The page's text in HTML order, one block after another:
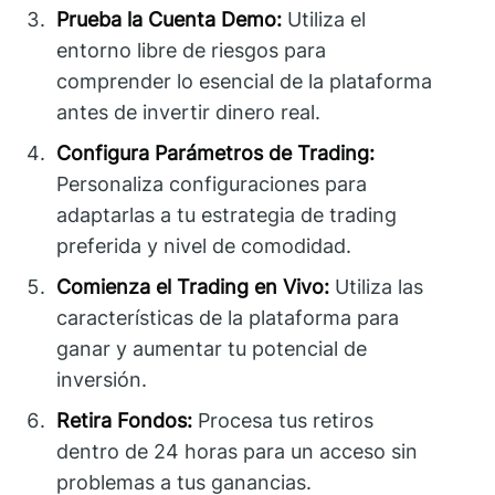
Prueba la Cuenta Demo: Utiliza el
entorno libre de riesgos para
comprender lo esencial de la plataforma
antes de invertir dinero real.
Configura Parámetros de Trading:
Personaliza configuraciones para
adaptarlas a tu estrategia de trading
preferida y nivel de comodidad.
Comienza el Trading en Vivo: Utiliza las
características de la plataforma para
ganar y aumentar tu potencial de
inversión.
Retira Fondos: Procesa tus retiros
dentro de 24 horas para un acceso sin
problemas a tus ganancias.